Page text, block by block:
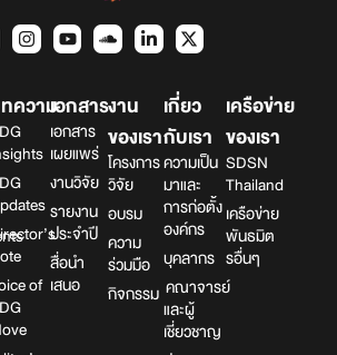
ความ
of
เอกสาร
เอกสาร
เผยแพร่
งานวิจัย
รายงาน
ประจำปี
สื่อนำ
เสนอ
งาน
ของเรา
โครงการ
วิจัย
อบรม
ความ
ร่วมมือ
กิจกรรม
เกี่ยว
กับเรา
ความเป็น
มาและ
การก่อตั้ง
องค์กร
บุคลากร
คณาจารย์
และผู้
เชี่ยวชาญ
เครือข่าย
ของเรา
SDSN
Thailand
เครือข่าย
พันธมิต
รอื่นๆ